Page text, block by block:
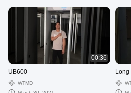
00:36
UB600
WTMD
Long